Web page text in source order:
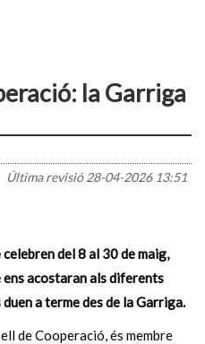
la Garriga
Última revisió28-04-2026 13:51
del 8 al 30 de maig,
ens acostaran als diferents
a terme des de la Garriga.
de Cooperació, és membre